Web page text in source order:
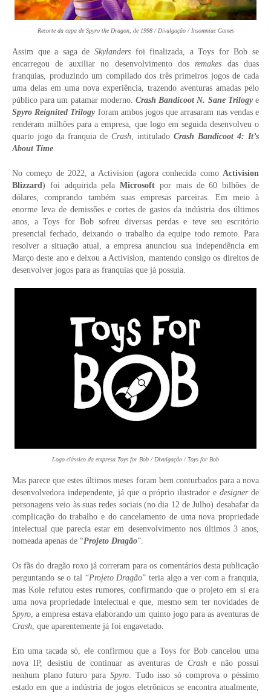
Recorte da capa de Spyro the Dragon, de 1998 / Divulgação / Insomniac Games
Assim que a saga de Skylandersfoi finalizada, a Toys for Bob se
encarregou de auxiliar no desenvolvimento dosremakes das duas
franquias, produzindo um compilado dos três primeiros jogos de cada
uma delas em uma nova experiência, trazendo aventuras amadas pelo
público para um patamar moderno. Crash Bandicoot N. Sane Trilogye
Spyro Reignited Trilogyforam ambos jogos que arrasaram nas vendas e
renderam milhões para a empresa, que logo em seguida desenvolveu o
quarto jogo da franquia de Crash, intitulado Crash Bandicoot 4: It’s
About Time.
No começo de 2022, a Activision (agora conhecida como Activision
Blizzard) foi adquirida pelaMicrosoft por mais de 60 bilhões de
dólares, comprando também suas empresas parceiras. Em meio à
enorme leva de demissões e cortes de gastos da indústria dos últimos
anos, a Toys for Bob sofreu diversas perdas e teve seu escritório
presencial fechado, deixando o trabalho da equipe todo remoto. Para
resolver a situação atual, a empresa anunciou sua independência em
Março deste ano e deixou a Activision, mantendo consigo os direitos de
desenvolver jogos para as franquias que já possuía.
Logo clássico da empresa Toys for Bob / Divulgação / Toys for Bob
Mas parece que estes últimos meses foram bem conturbados para a nova
desenvolvedora independente, já que o próprio ilustrador edesignerde
personagens veio às suas redes sociais (no dia 12 de Julho) desabafar da
complicação do trabalho e do cancelamento de uma nova propriedade
intelectual que parecia estar em desenvolvimento nos últimos 3 anos,
nomeada apenas de “Projeto Dragão”.
Os fãs do dragão roxo já correram para os comentários desta publicação
perguntando se o tal “Projeto Dragão” teria algo a ver com a franquia,
mas Kole refutou estes rumores, confirmando que o projeto em si era
uma nova propriedade intelectual e que, mesmo sem ter novidades de
Spyro, a empresa estava elaborando um quinto jogo para as aventuras de
Crash, que aparentemente já foi engavetado.
Em uma tacada só, ele confirmou que a Toys for Bob cancelou uma
nova IP, desistiu de continuar as aventuras deCrash e não possui
nenhum plano futuro para Spyro. Tudo isso só comprova o péssimo
estado em que a indústria de jogos eletrônicos se encontra atualmente,